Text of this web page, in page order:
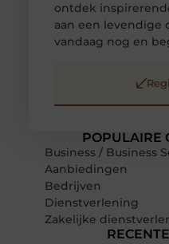
POPULAIRE
Business / Business
Aanbiedingen
Bedrijven
Dienstverlening
Zakelijke
ontdek
aan een levendige
vandaag nog en